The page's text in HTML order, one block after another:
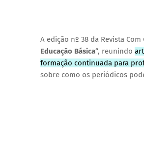
A edição nº 38 da Revista
Educação Básica“, reunindo
formação continuada para
sobre como os periódicos